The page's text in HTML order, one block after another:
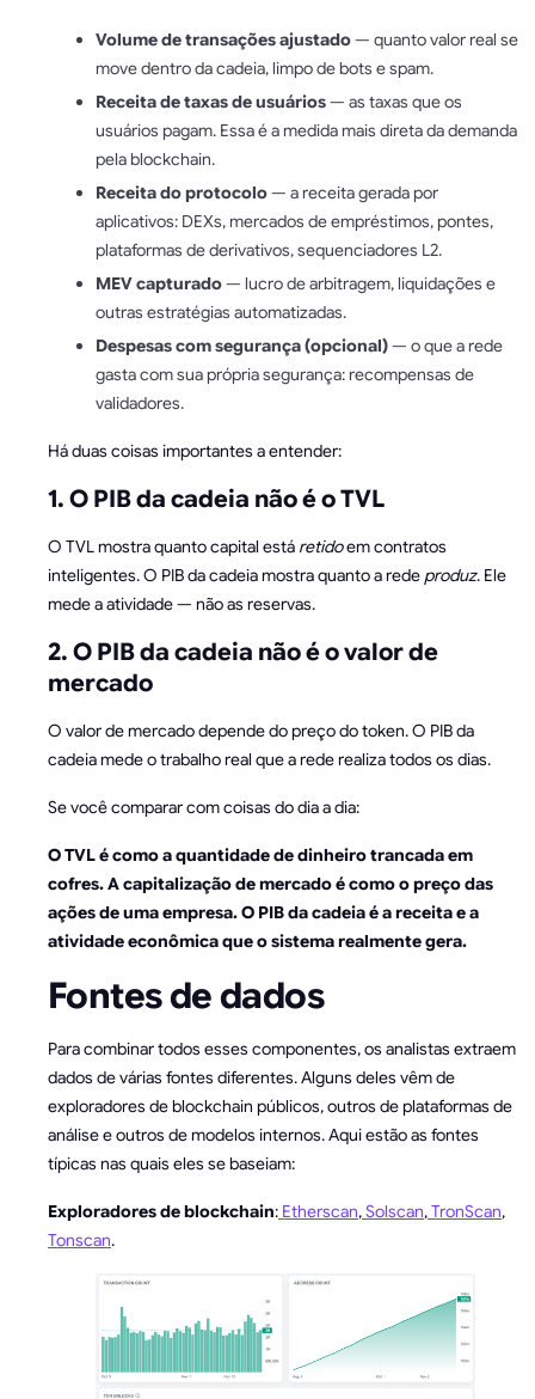
Volume de transações ajustado— quanto valor real se
move dentro da cadeia, limpo de bots e spam.
Receita de taxas de usuários— as taxas que os
usuários pagam. Essa é a medida mais direta da demanda
pela blockchain.
Receita do protocolo— a receita gerada por
aplicativos: DEXs, mercados de empréstimos, pontes,
plataformas de derivativos, sequenciadores L2.
MEV capturado— lucro de arbitragem, liquidações e
outras estratégias automatizadas.
Despesas com segurança (opcional)— o que a rede
gasta com sua própria segurança: recompensas de
validadores.
Há duas coisas importantes a entender:
1. O PIB da cadeia não é o TVL
O TVL mostra quanto capital está retidoem contratos
inteligentes. O PIB da cadeia mostra quanto a rede produz. Ele
mede a atividade — não as reservas.
2. O PIB da cadeia não é o valor de
mercado
O valor de mercado depende do preço do token. O PIB da
cadeia mede o trabalho real que a rede realiza todos os dias.
Se você comparar com coisas do dia a dia:
O TVL é como a quantidade de dinheiro trancada em
cofres. A capitalização de mercado é como o preço das
ações de uma empresa. O PIB da cadeia é a receita e a
atividade econômica que o sistema realmente gera.
Fontes de dados
Para combinar todos esses componentes, os analistas extraem
dados de várias fontes diferentes. Alguns deles vêm de
exploradores de blockchain públicos, outros de plataformas de
análise e outros de modelos internos. Aqui estão as fontes
típicas nas quais eles se baseiam:
Exploradores de blockchain: Etherscan,Solscan,TronScan,
Tonscan.